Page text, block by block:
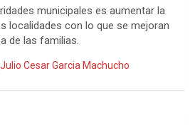
municipales es aumentar la
localidades con lo que se mejoran
de las familias.
Julio Cesar Garcia Machucho